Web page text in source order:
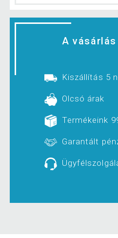
A
Kiszállítás 5
Olcsó árak
Termékeink
Garantált